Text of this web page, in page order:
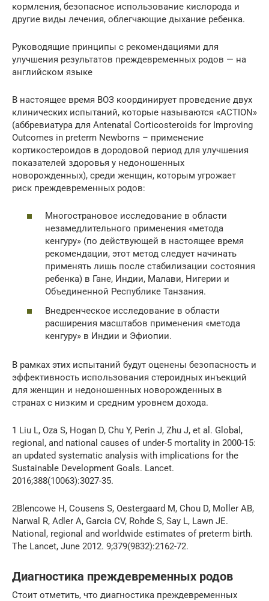
кормления, безопасное использование кислорода и
другие виды лечения, облегчающие дыхание ребенка.
Руководящие принципы с рекомендациями для
улучшения результатов преждевременных родов — на
английском языке
В настоящее время ВОЗ координирует проведение двух
клинических испытаний, которые называются «ACTION»
(аббревиатура для Antenatal Corticosteroids for Improving
Outcomes in preterm Newborns – применение
кортикостероидов в дородовой период для улучшения
показателей здоровья у недоношенных
новорожденных), среди женщин, которым угрожает
риск преждевременных родов:
Многострановое исследование в области
незамедлительного применения «метода
кенгуру» (по действующей в настоящее время
рекомендации, этот метод следует начинать
применять лишь после стабилизации состояния
ребенка) в Гане, Индии, Малави, Нигерии и
Объединенной Республике Танзания.
Внедренческое исследование в области
расширения масштабов применения «метода
кенгуру» в Индии и Эфиопии.
В рамках этих испытаний будут оценены безопасность и
эффективность использования стероидных инъекций
для женщин и недоношенных новорожденных в
странах с низким и средним уровнем дохода.
1 Liu L, Oza S, Hogan D, Chu Y, Perin J, Zhu J, et al. Global,
regional, and national causes of under-5 mortality in 2000-15:
an updated systematic analysis with implications for the
Sustainable Development Goals. Lancet.
2016;388(10063):3027-35.
2Blencowe H, Cousens S, Oestergaard M, Chou D, Moller AB,
Narwal R, Adler A, Garcia CV, Rohde S, Say L, Lawn JE.
National, regional and worldwide estimates of preterm birth.
The Lancet, June 2012. 9;379(9832):2162-72.
Диагностика преждевременных родов
Стоит отметить, что диагностика преждевременных